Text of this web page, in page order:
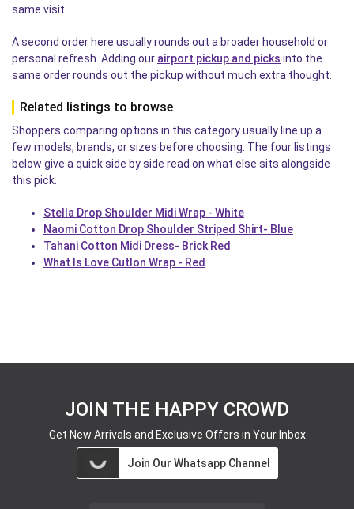
same visit.
A second order here usually rounds out a broader household or
personal refresh. Adding our airport pickup and picks into the
same order rounds out the pickup without much extra thought.
Related listings to browse
Shoppers comparing options in this category usually line up a
few models, brands, or sizes before choosing. The four listings
below give a quick side by side read on what else sits alongside
this pick.
Stella Drop Shoulder Midi Wrap - White
Naomi Cotton Drop Shoulder Striped Shirt- Blue
Tahani Cotton Midi Dress- Brick Red
What Is Love Cutlon Wrap - Red
JOIN THE HAPPY CROWD
Get New Arrivals and Exclusive Offers in Your Inbox
Join Our Whatsapp Channel